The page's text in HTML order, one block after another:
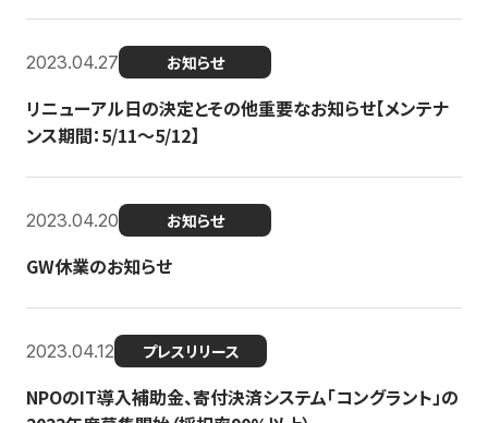
2023.04.27 お知らせ
リニューアル日の決定とその他重要なお知らせ【メンテナ
ンス期間：5/11～5/12】
2023.04.20 お知らせ
GW休業のお知らせ
2023.04.12 プレスリリース
NPOのIT導入補助金、寄付決済システム「コングラント」の